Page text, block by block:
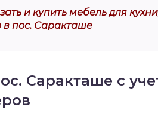
и купить мебель для
в пос. Саракташе
Саракташе с